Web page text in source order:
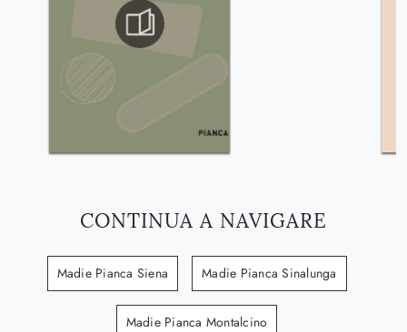
CONTINUA A NAVIGARE
Madie Pianca Siena Madie Pianca Sinalunga
Madie Pianca Montalcino